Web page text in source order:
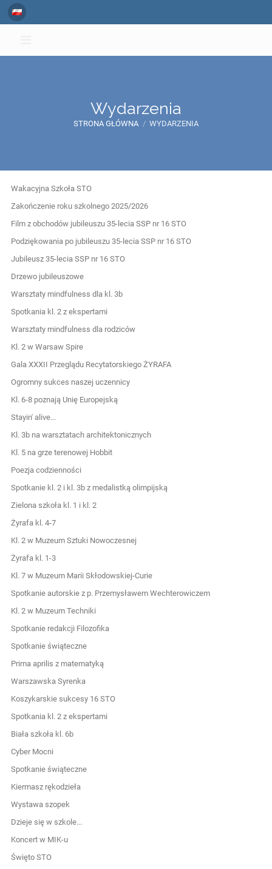
Wydarzenia
STRONA GŁÓWNA / WYDARZENIA
Wydarzenia
Wakacyjna Szkoła STO
Zakończenie roku szkolnego 2025/2026
Film z obchodów jubileuszu 35-lecia SSP nr 16 STO
Podziękowania po jubileuszu 35-lecia SSP nr 16 STO
Jubileusz 35-lecia SSP nr 16 STO
Drzewo jubileuszowe
Warsztaty mindfulness dla kl. 3b
Spotkania kl. 2 z ekspertami
Warsztaty mindfulness dla rodziców
Kl. 2 w Warsaw Spire
Gala XXXII Przeglądu Recytatorskiego ŻYRAFA
Ogromny sukces naszej uczennicy
Kl. 6-8 poznają Unię Europejską
Stayin' alive...
Kl. 3b na warsztatach architektonicznych
Kl. 5 na grze terenowej Hobbit
Poezja codzienności
Spotkanie kl. 2 i kl. 3b z medalistką olimpijską
Zielona szkoła kl. 1 i kl. 2
Żyrafa kl. 4-7
Kl. 2 w Muzeum Sztuki Nowoczesnej
Żyrafa kl. 1-3
Kl. 7 w Muzeum Marii Skłodowskiej-Curie
Spotkanie autorskie z p. Przemysławem Wechterowiczem
Kl. 2 w Muzeum Techniki
Spotkanie redakcji Filozofika
Spotkanie świąteczne
Prima aprilis z matematyką
Warszawska Syrenka
Koszykarskie sukcesy 16 STO
Spotkania kl. 2 z ekspertami
Biała szkoła kl. 6b
Cyber Mocni
Spotkanie świąteczne
Kiermasz rękodzieła
Wystawa szopek
Dzieje się w szkole...
Koncert w MIK-u
Święto STO